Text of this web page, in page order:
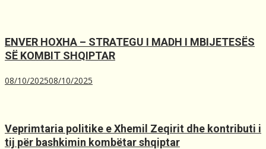
ENVER HOXHA – STRATEGU I MADH I MBIJETESËS
SË KOMBIT SHQIPTAR
08/10/202508/10/2025
Veprimtaria politike e Xhemil Zeqirit dhe kontributi i
tij për bashkimin kombëtar shqiptar